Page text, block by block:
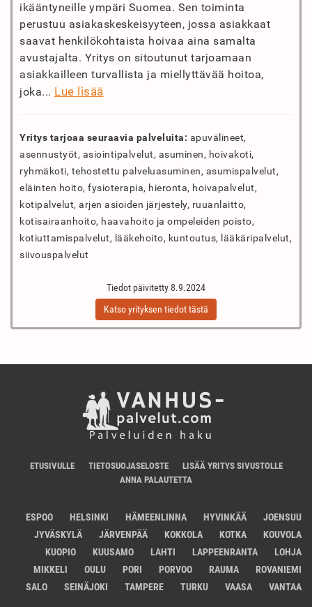
ikääntyneille ympäri Suomea. Sen toiminta
perustuu asiakaskeskeisyyteen, jossa asiakkaat
saavat henkilökohtaista hoivaa aina samalta
avustajalta. Yritys on sitoutunut tarjoamaan
asiakkailleen turvallista ja miellyttävää hoitoa,
joka... Lue lisää
Yritys tarjoaa seuraavia palveluita: apuvälineet,
asennustyöt, asiointipalvelut, asuminen, hoivakoti,
ryhmäkoti, tehostettu palveluasuminen, asumispalvelut,
eläinten hoito, fysioterapia, hieronta, hoivapalvelut,
kotipalvelut, arjen asioiden järjestely, ruuanlaitto,
kotisairaanhoito, haavahoito ja ompeleiden poisto,
kotiuttamispalvelut, lääkehoito, kuntoutus, lääkäripalvelut,
siivouspalvelut
Tiedot päivitetty 8.9.2024
Katso yrityksen tiedot tästä
ETUSIVULLE TIETOSUOJASELOSTE
LISÄÄ YRITYS SIVUSTOLLE
ANNA PALAUTETTA
ESPOO HELSINKI HÄMEENLINNA HYVINKÄÄ
JOENSUU
JYVÄSKYLÄ
JÄRVENPÄÄ KOKKOLA KOTKA
KOUVOLA
KUOPIO
KUUSAMO LAHTI LAPPEENRANTA
LOHJA
MIKKELI
OULU PORI PORVOO RAUMA
ROVANIEMI
SALO
SEINÄJOKI TAMPERE TURKU VAASA VANTAA